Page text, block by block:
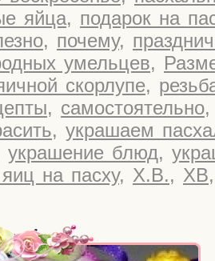
яйца, подарок на
, почему,
умельцев,
скорлупе,
, самостоятельно
, украшаем
украшение блюд,
на пасху, Х.В., ХВ